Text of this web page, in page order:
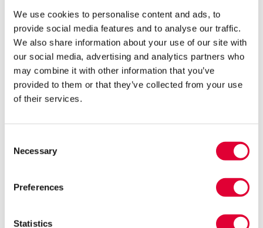
We use cookies to personalise content and ads, to
provide social media features and to analyse our traffic.
We also share information about your use of our site with
our social media, advertising and analytics partners who
may combine it with other information that you’ve
provided to them or that they’ve collected from your use
of their services.
Selection
Necessary
Preferences
Statistics
Thuis praten de muren met mij, maar hier heb ik
rust.
Een uitspraak die bij iedereen indruk maakte.
Begeleider Hendrik deelde tijdens de sessie het verhaal van
heeft gezet. Toen Hendrik haar leerde kennen, vond Lucia het al
spannend om een winkel binnen te gaan. “In het begin gingen we
gaan”, vertelde hij.
Ik zag toch dat ze het in zich had, en dat ze graag